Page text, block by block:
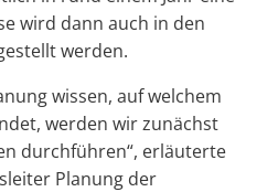
wird dann auch in den
werden.
wissen, auf welchem
werden wir zunächst
durchführen“, erläuterte
Planung der